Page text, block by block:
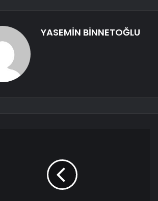
YASEMİN BİNNETOĞLU